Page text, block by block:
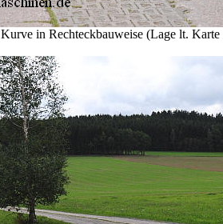
Kurve in Rechteckbauweise (Lage lt.